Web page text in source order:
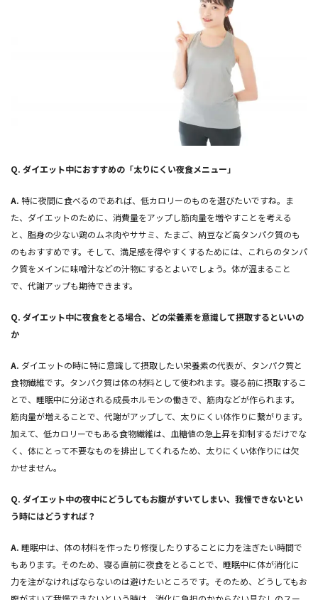
Q. ダイエット中におすすめの「太りにくい夜食メニュー」
A. 特に夜間に食べるのであれば、低カロリーのものを選びたいですね。ま
た、ダイエットのために、消費量をアップし筋肉量を増やすことを考える
と、脂身の少ない鶏のムネ肉やササミ、たまご、納豆など高タンパク質のも
のもおすすめです。そして、満足感を得やすくするためには、これらのタンパ
ク質をメインに味噌汁などの汁物にするとよいでしょう。体が温まること
で、代謝アップも期待できます。
Q. ダイエット中に夜食をとる場合、どの栄養素を意識して摂取するといいの
か
A. ダイエットの時に特に意識して摂取したい栄養素の代表が、タンパク質と
食物繊維です。タンパク質は体の材料として使われます。寝る前に摂取するこ
とで、睡眠中に分泌される成長ホルモンの働きで、筋肉などが作られます。
筋肉量が増えることで、代謝がアップして、太りにくい体作りに繋がります。
加えて、低カロリーでもある食物繊維は、血糖値の急上昇を抑制するだけでな
く、体にとって不要なものを排出してくれるため、太りにくい体作りには欠
かせません。
Q. ダイエット中の夜中にどうしてもお腹がすいてしまい、我慢できないとい
う時にはどうすれば？
A. 睡眠中は、体の材料を作ったり修復したりすることに力を注ぎたい時間で
もあります。そのため、寝る直前に夜食をとることで、睡眠中に体が消化に
力を注がなければならないのは避けたいところです。そのため、どうしてもお